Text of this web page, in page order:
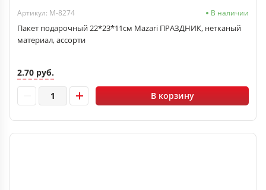
Артикул: M-8274 В наличии
Пакет подарочный 22*23*11см Mazari ПРАЗДНИК, нетканый
материал, ассорти
2.70 руб.
В корзину